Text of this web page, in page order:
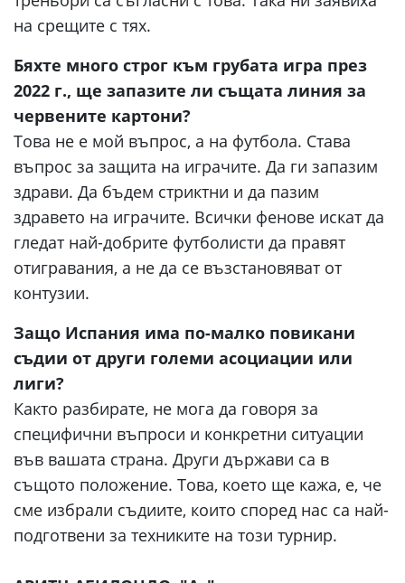
на срещите с тях.
Бяхте много строг към грубата игра през
2022 г., ще запазите ли същата линия за
червените картони?
Това не е мой въпрос, а на футбола. Става
въпрос за защита на играчите. Да ги запазим
здрави. Да бъдем стриктни и да пазим
здравето на играчите. Всички фенове искат да
гледат най-добрите футболисти да правят
отигравания, а не да се възстановяват от
контузии.
Защо Испания има по-малко повикани
съдии от други големи асоциации или
лиги?
Както разбирате, не мога да говоря за
специфични въпроси и конкретни ситуации
във вашата страна. Други държави са в
същото положение. Това, което ще кажа, е, че
сме избрали съдиите, които според нас са най-
подготвени за техниките на този турнир.